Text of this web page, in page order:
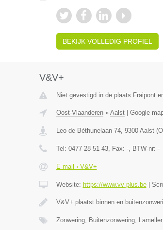
BEKIJK VOLLEDIG PROFIEL
V&V+
Niet gevestigd in de plaats Fraipont
Oost-Vlaanderen» Aalst| Google
Leo de Béthunelaan 74, 9300 Aalst(
Tel: 0477 28 51 43, Fax: -, BTW-nr: -
E-mail › V&V+
Website: https://www.vv-plus.be|
V&V+ plaatst binnen en
Zonwering, Buitenzonwering,